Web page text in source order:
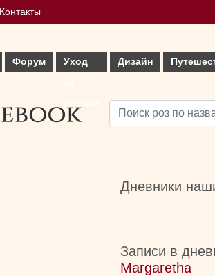
Контакты
Форум
Уход
Дизайн
Дневники
Записи в
Margaretha